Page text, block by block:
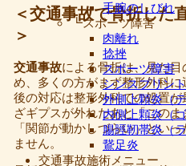
手腕のしびれ
┗スポーツ障害
肉離れ
捻挫
スポーツ障害
シンスプリント
外側上顆炎（
内側上顆炎（
腸脛靭帯炎（
鵞足炎
交通事故施術メニュー
＜交通事故で骨折した
＞
交通事故による骨折は、見た
め、多くの方がまず整形外科
後の対応は整形外科での処置
ざギプスが外れたあと「このま
「関節が動かしづらい」とい
ません。